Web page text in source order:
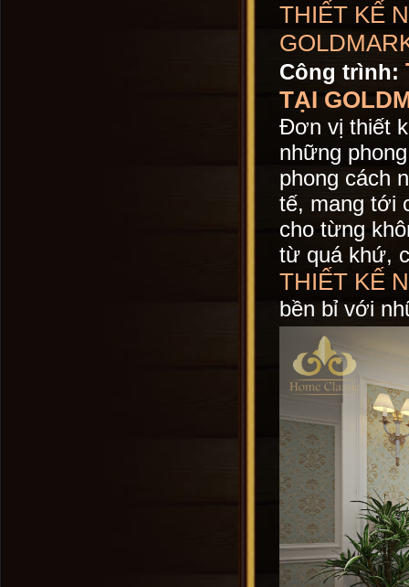
THIẾT KẾ
Công trình:
TẠI
Đơn vị thiết
những
phong cách
tế, mang tới
cho từng
từ quá khứ,
THIẾT KẾ
bền bỉ với